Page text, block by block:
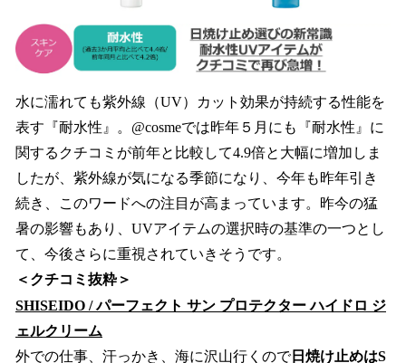
水に濡れても紫外線（UV）カット効果が持続する性能を
表す『耐水性』。@cosmeでは昨年５月にも『耐水性』に
関するクチコミが前年と比較して4.9倍と大幅に増加しま
したが、紫外線が気になる季節になり、今年も昨年引き
続き、このワードへの注目が高まっています。昨今の猛
暑の影響もあり、UVアイテムの選択時の基準の一つとし
て、今後さらに重視されていきそうです。
＜クチコミ抜粋＞
SHISEIDO / パーフェクト サン プロテクター ハイドロ ジ
ェルクリーム
外での仕事、汗っかき、海に沢山行くので日焼け止めはS